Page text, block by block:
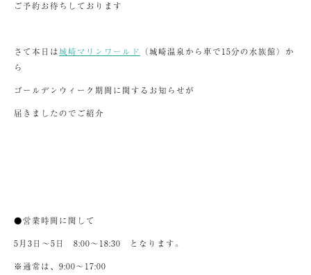
ご予約お待ちしております
さて本日は城崎マリンワールド
（城崎温泉から車で15分の水族館）か
ら
ゴールデンウィーク期間に関するお知らせが
届きましたのでご紹介
●営業時間に関して
5月3日～5日 8:00～18:30 となります。
※通常は、9:00～17:00